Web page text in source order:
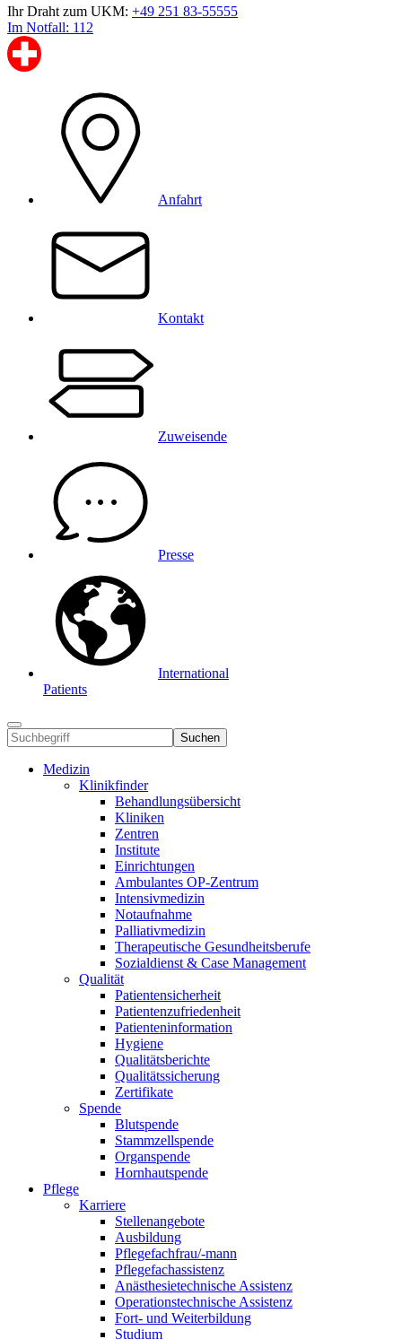
Ihr Draht zum UKM: +49 251 83-55555
Im Notfall: 112
Anfahrt
Kontakt
Zuweisende
Presse
International
Patients
Suchen
Medizin
Klinikfinder
Behandlungsübersicht
Kliniken
Zentren
Institute
Einrichtungen
Ambulantes OP-Zentrum
Intensivmedizin
Notaufnahme
Palliativmedizin
Therapeutische Gesundheitsberufe
Sozialdienst & Case Management
Qualität
Patientensicherheit
Patientenzufriedenheit
Patienteninformation
Hygiene
Qualitätsberichte
Qualitätssicherung
Zertifikate
Spende
Blutspende
Stammzellspende
Organspende
Hornhautspende
Pflege
Karriere
Stellenangebote
Ausbildung
Pflegefachfrau/-mann
Pflegefachassistenz
Anästhesietechnische Assistenz
Operationstechnische Assistenz
Fort- und Weiterbildung
Studium